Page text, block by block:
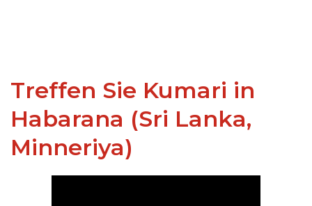
Treffen Sie Kumari in
Habarana (Sri Lanka,
Minneriya)